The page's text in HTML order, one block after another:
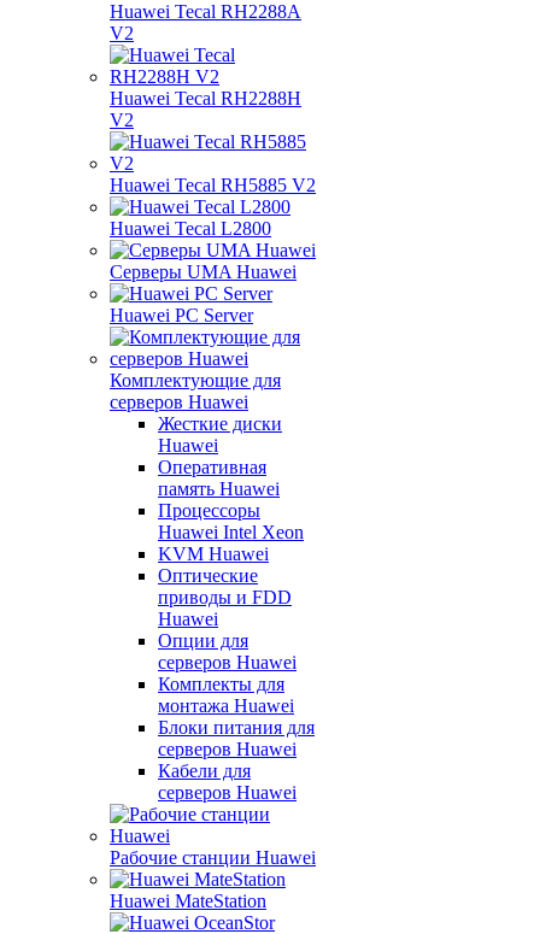
Huawei Tecal RH2288A
V2
Huawei Tecal RH2288H
V2
Huawei Tecal RH5885 V2
Huawei Tecal L2800
Серверы UMA Huawei
Huawei PC Server
Комплектующие для
серверов Huawei
Жесткие диски
Huawei
Оперативная
память Huawei
Процессоры
Huawei Intel Xeon
KVM Huawei
Оптические
приводы и FDD
Huawei
Опции для
серверов Huawei
Комплекты для
монтажа Huawei
Блоки питания для
серверов Huawei
Кабели для
серверов Huawei
Рабочие станции Huawei
Huawei MateStation